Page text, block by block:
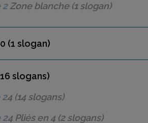
2 Zone blanche(1 slogan)
(1 slogan)
slogans)
24 (14 slogans)
24 Pliés en 4 (2 slogans)